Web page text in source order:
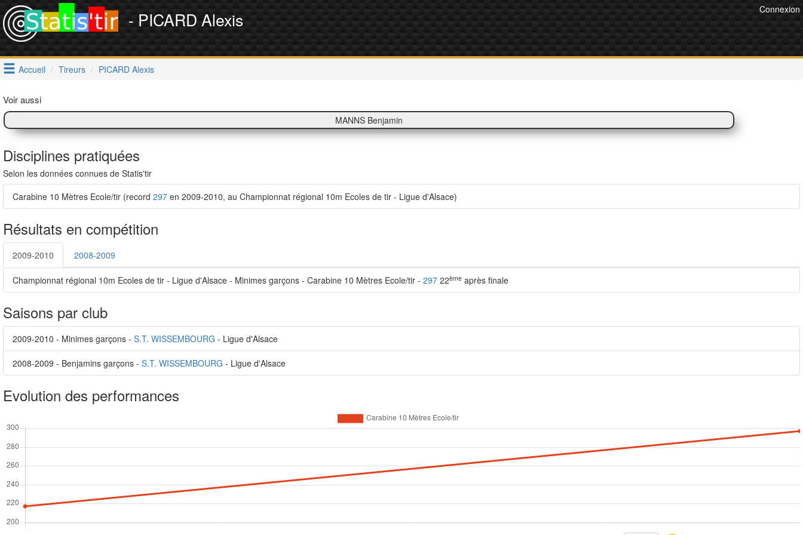
Connexion
- PICARD Alexis
Accueil Tireurs PICARD Alexis
Voir aussi
MANNS Benjamin
Disciplines pratiquées
Selon les données connues de Statis'tir
Carabine 10 Mètres Ecole/tir (record 297 en 2009-2010, au Championnat régional 10m Ecoles de tir - Ligue d'Alsace)
Résultats en compétition
2009-2010 2008-2009
Championnat régional 10m Ecoles de tir - Ligue d'Alsace - Minimes garçons - Carabine 10 Mètres Ecole/tir - 297 22ème après finale
Saisons par club
2009-2010 - Minimes garçons - S.T. WISSEMBOURG - Ligue d'Alsace
2008-2009 - Benjamins garçons - S.T. WISSEMBOURG - Ligue d'Alsace
Evolution des performances